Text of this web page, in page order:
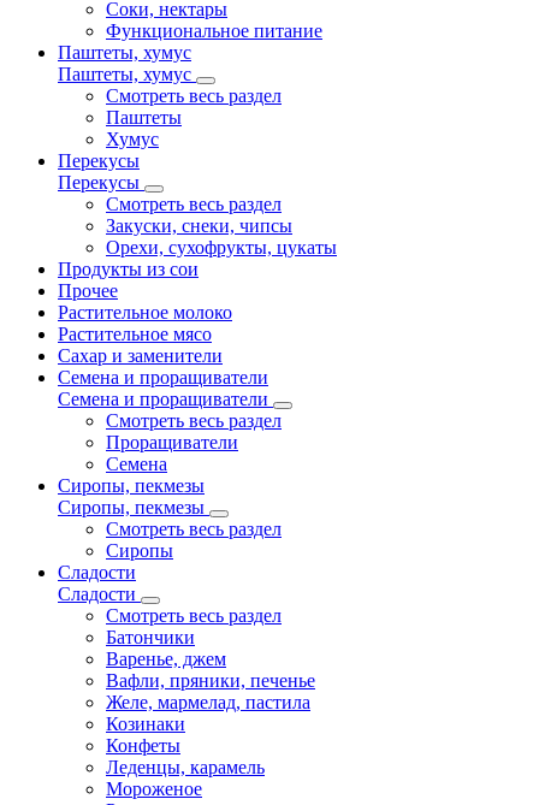
Соки, нектары
Функциональное питание
Паштеты, хумус
Паштеты, хумус
Смотреть весь раздел
Паштеты
Хумус
Перекусы
Перекусы
Смотреть весь раздел
Закуски, снеки, чипсы
Орехи, сухофрукты, цукаты
Продукты из сои
Прочее
Растительное молоко
Растительное мясо
Сахар и заменители
Семена и проращиватели
Семена и проращиватели
Смотреть весь раздел
Проращиватели
Семена
Сиропы, пекмезы
Сиропы, пекмезы
Смотреть весь раздел
Сиропы
Сладости
Сладости
Смотреть весь раздел
Батончики
Варенье, джем
Вафли, пряники, печенье
Желе, мармелад, пастила
Козинаки
Конфеты
Леденцы, карамель
Мороженое